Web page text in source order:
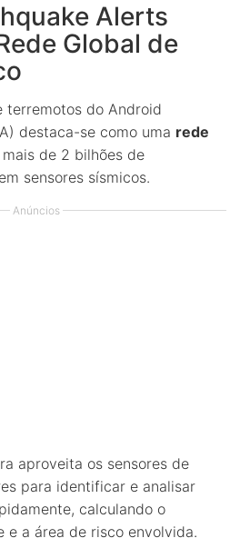
Alerts
Global de
terremotos do Android
destaca-se como uma rede
de 2 bilhões de
sensores sísmicos.
Anúncios
aproveita os sensores de
para identificar e analisar
calculando o
e a área de risco envolvida.